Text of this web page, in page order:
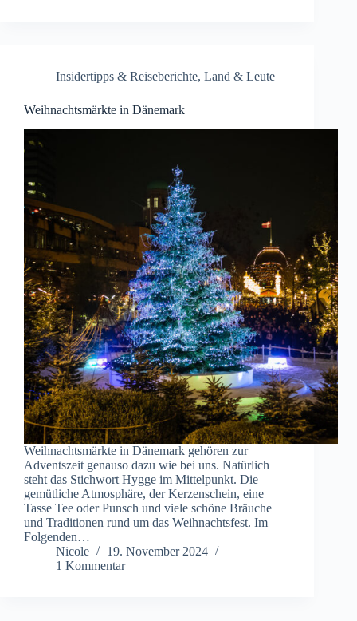
Insidertipps & Reiseberichte, Land & Leute
Weihnachtsmärkte in Dänemark
Weihnachtsmärkte in Dänemark gehören zur
Adventszeit genauso dazu wie bei uns. Natürlich
steht das Stichwort Hygge im Mittelpunkt. Die
gemütliche Atmosphäre, der Kerzenschein, eine
Tasse Tee oder Punsch und viele schöne Bräuche
und Traditionen rund um das Weihnachtsfest. Im
Folgenden…
Nicole
19. November 2024
1 Kommentar